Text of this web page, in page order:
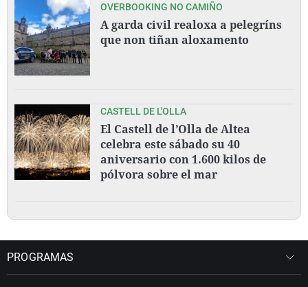
OVERBOOKING NO CAMIÑO
A garda civil realoxa a pelegríns
que non tiñan aloxamento
CASTELL DE L'OLLA
El Castell de l’Olla de Altea
celebra este sábado su 40
aniversario con 1.600 kilos de
pólvora sobre el mar
PROGRAMAS